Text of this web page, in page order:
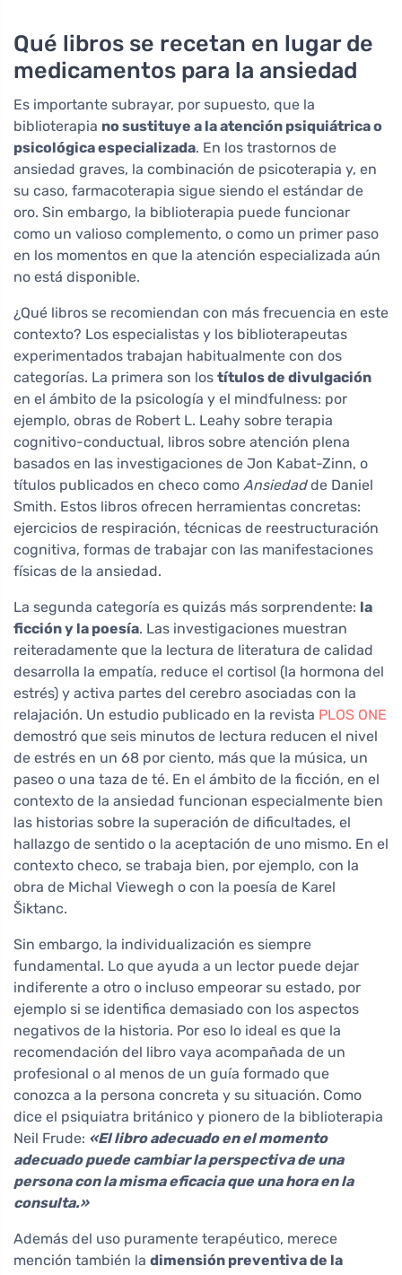
Qué libros se recetan en lugar de
medicamentos para la ansiedad
Es importante subrayar, por supuesto, que la
biblioterapia no sustituye a la atención psiquiátrica o
psicológica especializada. En los trastornos de
ansiedad graves, la combinación de psicoterapia y, en
su caso, farmacoterapia sigue siendo el estándar de
oro. Sin embargo, la biblioterapia puede funcionar
como un valioso complemento, o como un primer paso
en los momentos en que la atención especializada aún
no está disponible.
¿Qué libros se recomiendan con más frecuencia en este
contexto? Los especialistas y los biblioterapeutas
experimentados trabajan habitualmente con dos
categorías. La primera son los títulos de divulgación
en el ámbito de la psicología y el mindfulness: por
ejemplo, obras de Robert L. Leahy sobre terapia
cognitivo-conductual, libros sobre atención plena
basados en las investigaciones de Jon Kabat-Zinn, o
títulos publicados en checo como Ansiedadde Daniel
Smith. Estos libros ofrecen herramientas concretas:
ejercicios de respiración, técnicas de reestructuración
cognitiva, formas de trabajar con las manifestaciones
físicas de la ansiedad.
La segunda categoría es quizás más sorprendente: la
ficción y la poesía. Las investigaciones muestran
reiteradamente que la lectura de literatura de calidad
desarrolla la empatía, reduce el cortisol (la hormona del
estrés) y activa partes del cerebro asociadas con la
relajación. Un estudio publicado en la revista PLOS ONE
demostró que seis minutos de lectura reducen el nivel
de estrés en un 68 por ciento, más que la música, un
paseo o una taza de té. En el ámbito de la ficción, en el
contexto de la ansiedad funcionan especialmente bien
las historias sobre la superación de dificultades, el
hallazgo de sentido o la aceptación de uno mismo. En el
contexto checo, se trabaja bien, por ejemplo, con la
obra de Michal Viewegh o con la poesía de Karel
Šiktanc.
Sin embargo, la individualización es siempre
fundamental. Lo que ayuda a un lector puede dejar
indiferente a otro o incluso empeorar su estado, por
ejemplo si se identifica demasiado con los aspectos
negativos de la historia. Por eso lo ideal es que la
recomendación del libro vaya acompañada de un
profesional o al menos de un guía formado que
conozca a la persona concreta y su situación. Como
dice el psiquiatra británico y pionero de la biblioterapia
Neil Frude: «El libro adecuado en el momento
adecuado puede cambiar la perspectiva de una
persona con la misma eficacia que una hora en la
consulta.»
Además del uso puramente terapéutico, merece
mención también la dimensión preventiva de la